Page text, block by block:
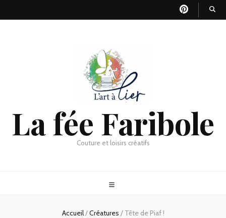
La fée Faribole
Couture et loisirs créatifs
Accueil/Créatures / Tête de Piaf !